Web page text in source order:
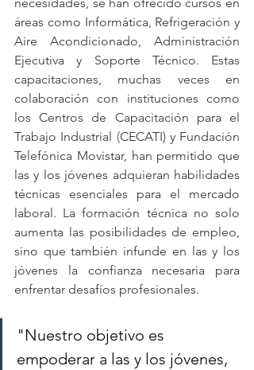
necesidades, se han ofrecido cursos en
áreas como Informática, Refrigeración y
Aire Acondicionado, Administración
Ejecutiva y Soporte Técnico. Estas
colaboración con instituciones como
los Centros de Capacitación para el
Trabajo Industrial (CECATI) y Fundación
Telefónica Movistar, han permitido que
las y los jóvenes adquieran habilidades
técnicas esenciales para el mercado
laboral. La formación técnica no solo
aumenta las posibilidades de empleo,
sino que también infunde en las y los
jóvenes la confianza necesaria para
enfrentar desafíos profesionales.
"Nuestro objetivo es
empoderar a las y los jóvenes,